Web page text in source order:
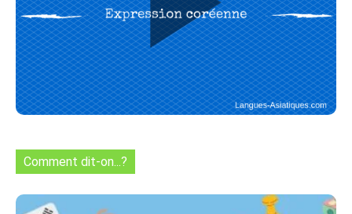
Comment dit-on...?